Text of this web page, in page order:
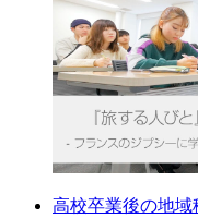
高校卒業後の地